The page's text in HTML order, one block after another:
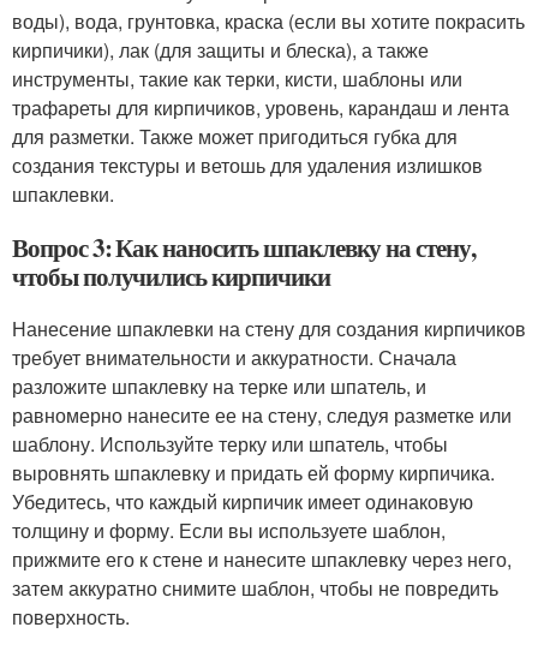
воды), вода, грунтовка, краска (если вы хотите покрасить
кирпичики), лак (для защиты и блеска), а также
инструменты, такие как терки, кисти, шаблоны или
трафареты для кирпичиков, уровень, карандаш и лента
для разметки. Также может пригодиться губка для
создания текстуры и ветошь для удаления излишков
шпаклевки.
Вопрос 3: Как наносить шпаклевку на стену,
чтобы получились кирпичики
Нанесение шпаклевки на стену для создания кирпичиков
требует внимательности и аккуратности. Сначала
разложите шпаклевку на терке или шпатель, и
равномерно нанесите ее на стену, следуя разметке или
шаблону. Используйте терку или шпатель, чтобы
выровнять шпаклевку и придать ей форму кирпичика.
Убедитесь, что каждый кирпичик имеет одинаковую
толщину и форму. Если вы используете шаблон,
прижмите его к стене и нанесите шпаклевку через него,
затем аккуратно снимите шаблон, чтобы не повредить
поверхность.